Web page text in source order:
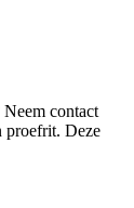
contact
proefrit. Deze